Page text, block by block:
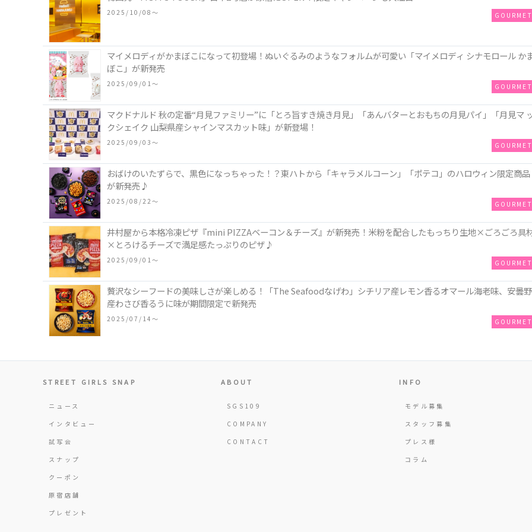
2025/10/08〜 GOURMET
マイメロディがかまぼこになって初登場！ぬいぐるみのようなフォルムが可愛い「マイメロディ シナモロール か
ぼこ」が新発売
2025/09/01〜 GOURMET
マクドナルド 秋の定番“月見ファミリー”に「とろ旨すき焼き月見」「あんバターとおもちの月見パイ」「月見マ
クシェイク 山梨県産シャインマスカット味」が新登場！
2025/09/03〜 GOURMET
おばけのいたずらで、黒色になっちゃった！？東ハトから「キャラメルコーン」「ポテコ」のハロウィン限定商品
が新発売♪
2025/08/22〜 GOURMET
井村屋から本格冷凍ピザ『mini PIZZAベーコン＆チーズ』が新発売！米粉を配合したもっちり生地×ごろごろ具
×とろけるチーズで満足感たっぷりのピザ♪
2025/09/01〜 GOURMET
贅沢なシーフードの美味しさが楽しめる！「The Seafoodなげわ」シチリア産レモン香るオマール海老味、安曇野
産わさび香るうに味が期間限定で新発売
2025/07/14〜 GOURMET
STREET GIRLS SNAP
ニュース
インタビュー
試写会
スナップ
クーポン
原宿店舗
プレゼント
ABOUT
SGS109
COMPANY
CONTACT
INFO
モデル募集
スタッフ募集
プレス様
コラム